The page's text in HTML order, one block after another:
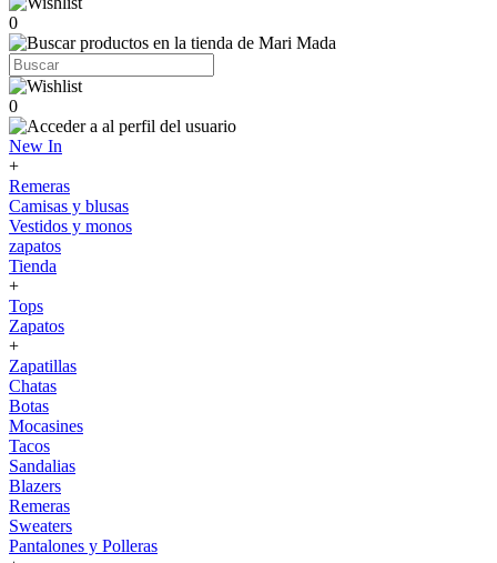
0
0
New In
+
Remeras
Camisas y blusas
Vestidos y monos
zapatos
Tienda
+
Tops
Zapatos
+
Zapatillas
Chatas
Botas
Mocasines
Tacos
Sandalias
Blazers
Remeras
Sweaters
Pantalones y Polleras